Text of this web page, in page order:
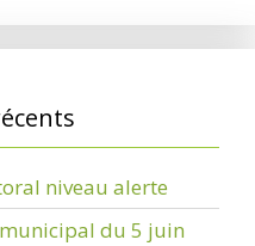
niveau alerte
du 5 juin